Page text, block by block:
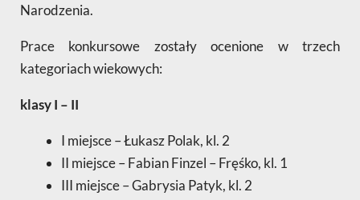
Narodzenia.
Prace konkursowe zostały ocenione w trzech
kategoriach wiekowych:
klasy I – II
I miejsce – Łukasz Polak, kl. 2
II miejsce – Fabian Finzel – Fręśko, kl. 1
III miejsce – Gabrysia Patyk, kl. 2